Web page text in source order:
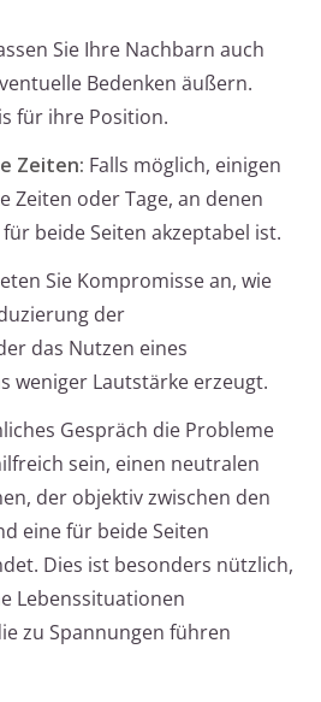
Sie Ihre Nachbarn auch
Bedenken äußern.
für ihre Position.
Zeiten: Falls möglich, einigen
Zeiten oder Tage, an denen
beide Seiten akzeptabel ist.
Sie Kompromisse an, wie
der
das Nutzen eines
weniger Lautstärke erzeugt.
Gespräch die Probleme
sein, einen neutralen
der objektiv zwischen den
eine für beide Seiten
Dies ist besonders nützlich,
Lebenssituationen
zu Spannungen führen